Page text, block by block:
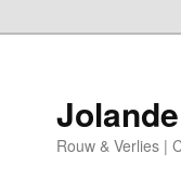
Rouw & Verlies |